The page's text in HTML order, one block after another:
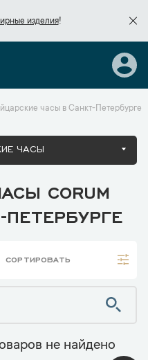
изделия!
часы в Санкт-Петербурге
ЧАСЫ
CORUM
СОРТИРОВАТЬ
не найдено